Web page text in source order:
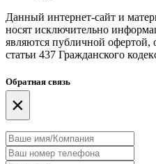
Данный интернет-сайт и
носят исключительно
являются публичной
статьи 437 Гражданского
Обратная связь
×